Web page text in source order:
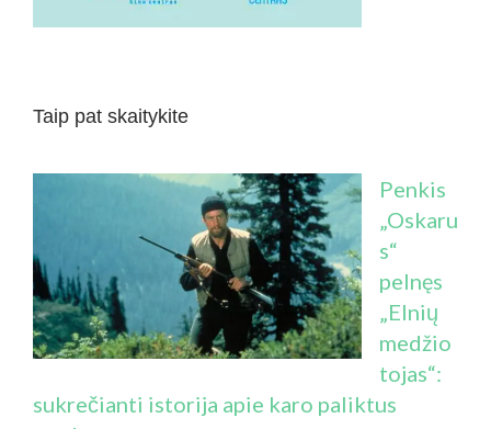
Taip pat skaitykite
Penkis
„Oskaru
s“
pelnęs
„Elnių
medžio
tojas“:
sukrečianti istorija apie karo paliktus